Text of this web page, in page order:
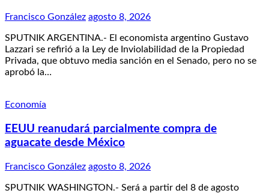
Francisco González agosto 8, 2026
SPUTNIK ARGENTINA.- El economista argentino Gustavo
Lazzari se refirió a la Ley de Inviolabilidad de la Propiedad
Privada, que obtuvo media sanción en el Senado, pero no se
aprobó la…
Economía
EEUU reanudará parcialmente compra de
aguacate desde México
Francisco González agosto 8, 2026
SPUTNIK WASHINGTON.- Será a partir del 8 de agosto